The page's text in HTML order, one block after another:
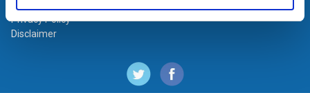
Privacy Policy
Disclaimer